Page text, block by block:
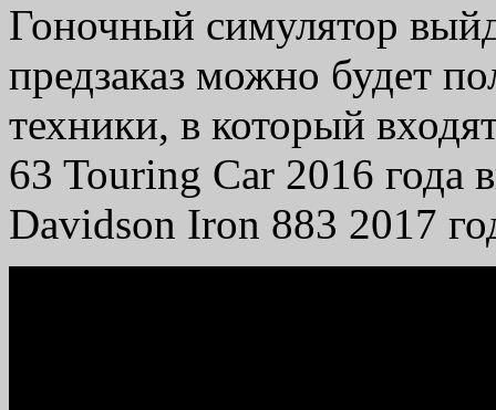
Гоночный симулятор
предзаказ можно будет
техники, в который
63 Touring Car 2016 года
Davidson Iron 883 2017